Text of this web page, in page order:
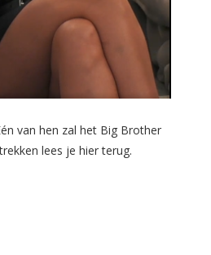
van hen zal het Big Brother
lees je hier terug.